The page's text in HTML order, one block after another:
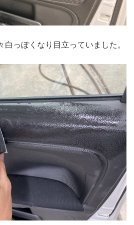
白っぽくなり目立っていました。